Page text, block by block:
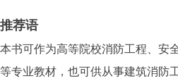
推荐语
本书可作为高等院校消防工程、安
等专业教材，也可供从事建筑消防